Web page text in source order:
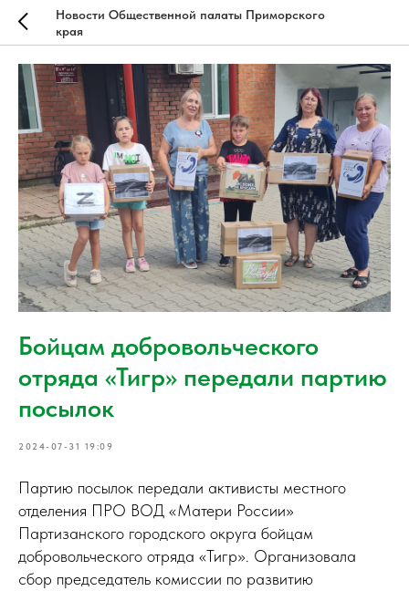
Новости Общественной палаты Приморского
края
Бойцам добровольческого
отряда «Тигр» передали партию
посылок
2024-07-31 19:09
Партию посылок передали активисты местного
отделения ПРО ВОД «Матери России»
Партизанского городского округа бойцам
добровольческого отряда «Тигр». Организовала
сбор председатель комиссии по развитию